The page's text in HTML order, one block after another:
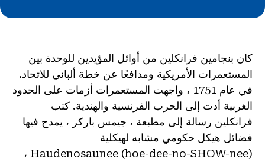
كان بنجامين فرانكلين من أوائل المؤيدين للوحدة بين
المستعمرات الأمريكية ومدافعًا عن خطة ألباني للاتحاد.
في عام 1751 ، واجهت المستعمرات أزمات على الحدود
الغربية أدت إلى الحرب الفرنسية والهندية. كتب
فرانكلين رسالة إلى مطبعة ، جيمس باركر ، يمدح فيها
فضائل هيكل حكومي مشابه لهيكلية
Haudenosaunee (hoe-dee-no-SHOW-nee) ،